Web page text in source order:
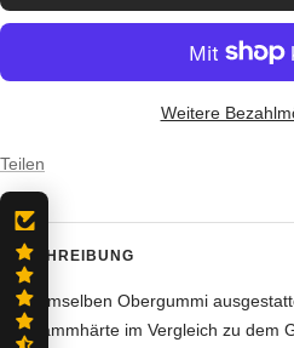
Weitere
Teilen
BESCHREIBUNG
Mit demselben Obergummi
Schwammhärte im Vergleich zu dem